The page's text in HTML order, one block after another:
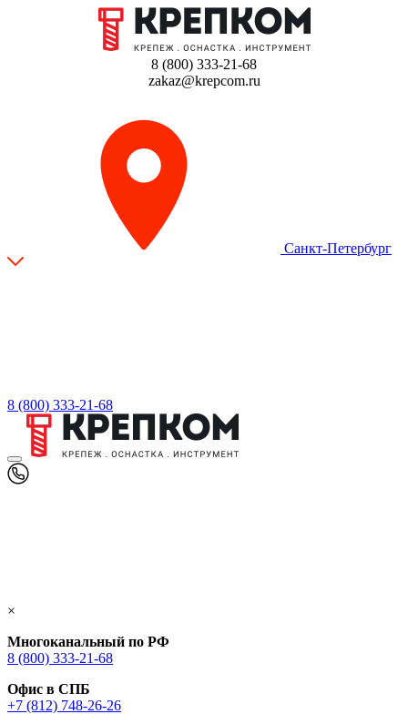
8 (800) 333-21-68
zakaz@krepcom.ru
Санкт-Петербург
8 (800) 333-21-68
×
Многоканальный по РФ
8 (800) 333‑21-68
Офис в СПБ
+7 (812) 748‑26-26